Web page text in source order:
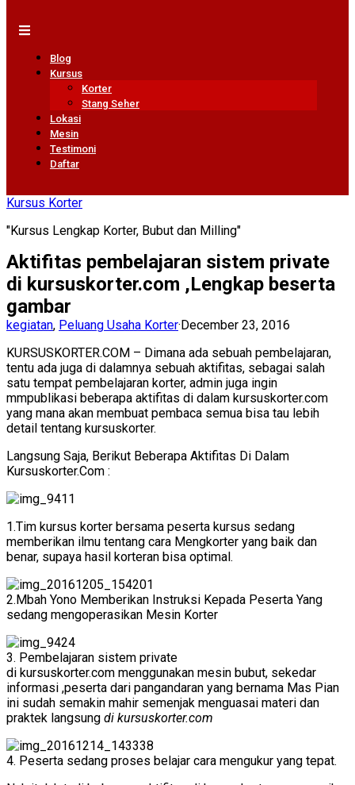
Blog
Kursus
Korter
Stang Seher
Lokasi
Mesin
Testimoni
Daftar
Kursus Korter
"Kursus Lengkap Korter, Bubut dan Milling"
Aktifitas pembelajaran sistem private
di kursuskorter.com ,Lengkap beserta
gambar
kegiatan, Peluang Usaha Korter·December 23, 2016
KURSUSKORTER.COM – Dimana ada sebuah pembelajaran,
tentu ada juga di dalamnya sebuah aktifitas, sebagai salah
satu tempat pembelajaran korter, admin juga ingin
mmpublikasi beberapa aktifitas di dalam kursuskorter.com
yang mana akan membuat pembaca semua bisa tau lebih
detail tentang kursuskorter.
Langsung Saja, Berikut Beberapa Aktifitas Di Dalam
Kursuskorter.Com :
1.Tim kursus korter bersama peserta kursus sedang
memberikan ilmu tentang cara Mengkorter yang baik dan
benar, supaya hasil korteran bisa optimal.
2.Mbah Yono Memberikan Instruksi Kepada Peserta Yang
sedang mengoperasikan Mesin Korter
3. Pembelajaran sistem private
di kursuskorter.com menggunakan mesin bubut, sekedar
informasi ,peserta dari pangandaran yang bernama Mas Pian
ini sudah semakin mahir semenjak menguasai materi dan
praktek langsung di kursuskorter.com
4. Peserta sedang proses belajar cara mengukur yang tepat.